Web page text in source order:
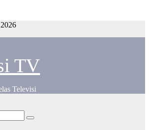
TV
Televisi